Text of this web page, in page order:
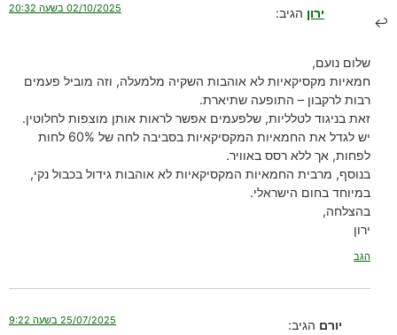
ירון הגיב: 02/10/2025 בשעה 20:32
שלום נועם,
חמאיות מקסיקאיות לא אוהבות השקיה מלמעלה, וזה מוביל פעמים
רבות לרקבון – התופעה שתיארת.
זאת בניגוד לטלליות, שלפעמים אפשר לראות אותן מוצפות לחלוטין.
יש לגדל את החמאיות המקסיקאיות בסביבה לחה של 60% לחות
לפחות, אך ללא רסס באוויר.
בנוסף, מרבית החמאיות המקסיקאיות לא אוהבות גידול בכבול נקי,
במיוחד בחום הישראלי.
בהצלחה,
ירון
הגב
יורם הגיב: 25/07/2025 בשעה 9:22